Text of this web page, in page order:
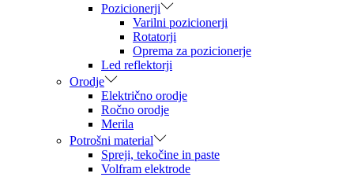
Pozicionerji
Varilni pozicionerji
Rotatorji
Oprema za pozicionerje
Led reflektorji
Orodje
Električno orodje
Ročno orodje
Merila
Potrošni material
Spreji, tekočine in paste
Volfram elektrode